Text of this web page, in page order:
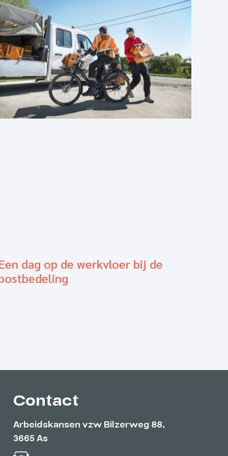
dag op de werkvloer bij de
Contact
Arbeidskansen vzw Bilzerweg 88,
3665 As